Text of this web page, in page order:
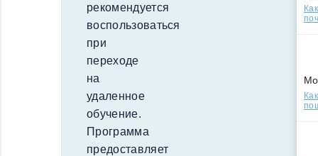
рекомендуется
воспользоваться
при
переходе
на
удаленное
обучение.
Программа
предоставляет